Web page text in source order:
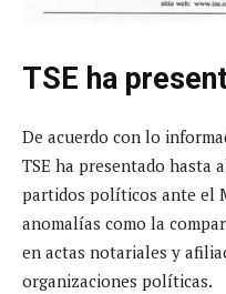
TSE ha
De acuerdo con lo
TSE ha presentado hasta
partidos políticos ante el
anomalías como la
en actas notariales y
organizaciones políticas.